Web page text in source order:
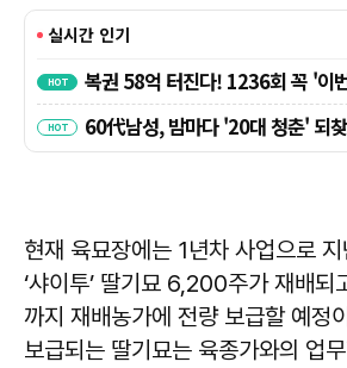
현재 육묘장에는 1년차 사업으로
‘샤이투’ 딸기묘 6,200주가 재배
까지 재배농가에 전량 보급할 예정
보급되는 딸기묘는 육종가와의 업